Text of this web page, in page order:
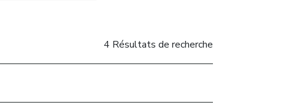
4 Résultats de recherche